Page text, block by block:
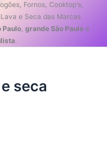
Fornos, Cooktop's,
e Seca das Marcas
Paulo, grande São Pauloe
.
seca